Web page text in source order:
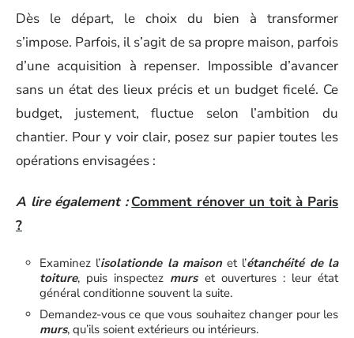
Dès le départ, le choix du bien à transformer
s’impose. Parfois, il s’agit de sa propre maison, parfois
d’une acquisition à repenser. Impossible d’avancer
sans un état des lieux précis et un budget ficelé. Ce
budget, justement, fluctue selon l’ambition du
chantier. Pour y voir clair, posez sur papier toutes les
opérations envisagées :
A lire également : Comment rénover un toit à Paris
?
Examinez l’isolationde la maisonet l’étanchéité de la
toiture, puis inspectez murset ouvertures : leur état
général conditionne souvent la suite.
Demandez-vous ce que vous souhaitez changer pour les
murs, qu’ils soient extérieurs ou intérieurs.